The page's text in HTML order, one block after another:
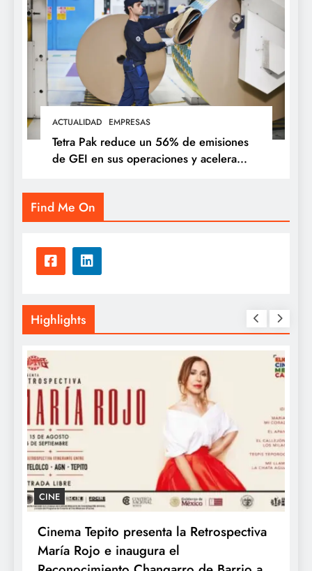
ACTUALIDAD EMPRESAS
Tetra Pak reduce un 56% de emisiones
de GEI en sus operaciones y acelera
más sostenible
Find Me On
Highlights
CINE
Cinema Tepito presenta la Retrospectiva
María Rojo e inaugura el